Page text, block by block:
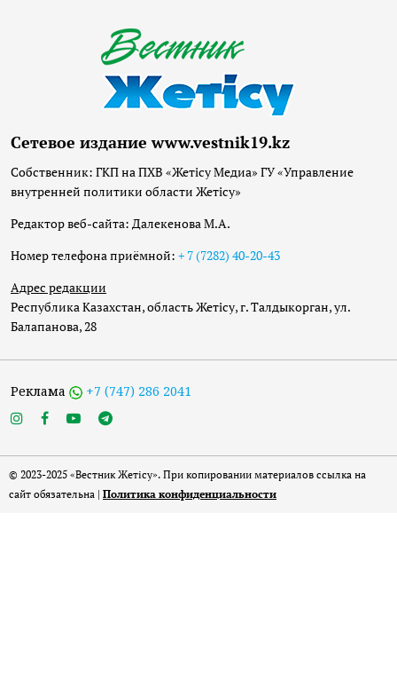
Сетевое издание www.vestnik19.kz
Собственник: ГКП на ПХВ «Жетісу Медиа» ГУ «Управление
внутренней политики области Жетісу»
Редактор веб-сайта: Далекенова М.А.
Номер телефона приёмной: + 7 (7282) 40-20-43
Адрес редакции
Республика Казахстан, область Жетісу, г. Талдыкорган, ул.
Балапанова, 28
Реклама +7 (747) 286 2041
© 2023-2025 «Вестник Жетісу». При копировании материалов ссылка на
сайт обязательна | Политика конфиденциальности